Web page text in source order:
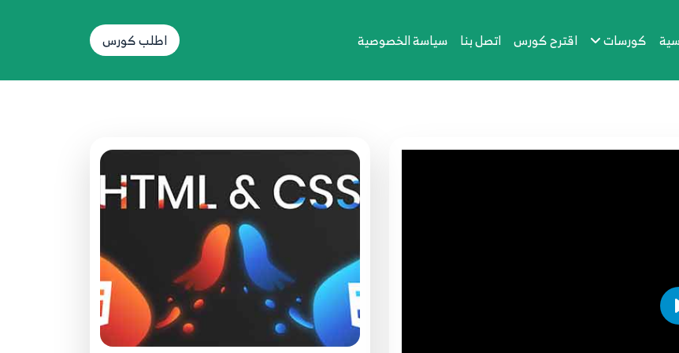
كورسات اقترح كورس اتصل بنا سياسة الخصوصية اطلب كورس
23
4. Hello World Website
2:36
25
5. HTML Basic Tags
10:15
5. Styling a Div